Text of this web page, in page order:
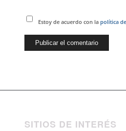
Estoy de acuerdo con lapolítica
SITIOS DE INTERÉS